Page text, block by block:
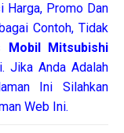
Harga, Promo Dan
Contoh, Tidak
Mobil Mitsubishi
Jika Anda Adalah
Ini Silahkan
Web Ini.